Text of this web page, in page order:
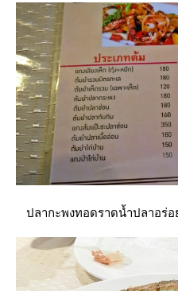
ปลากะพงทอดราดน้ำปลาอร่อ